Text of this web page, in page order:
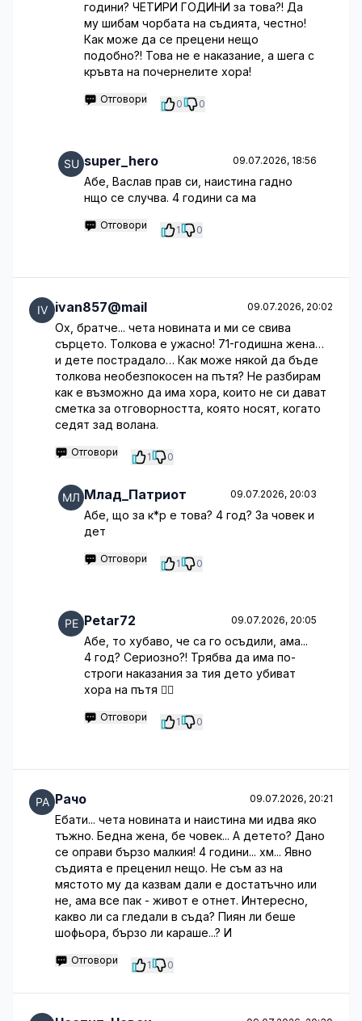
години? ЧЕТИРИ ГОДИНИ за това?! Да
му шибам чорбата на съдията, честно!
Как може да се прецени нещо
подобно?! Това не е наказание, а шега с
кръвта на почернелите хора!
Отговори 0 0
super_hero 09.07.2026, 18:56
Абе, Васлав прав си, наистина гадно
нщо се случва. 4 години са ма
Отговори 1 0
ivan857@mail 09.07.2026, 20:02
Ох, братче... чета новината и ми се свива
сърцето. Толкова е ужасно! 71-годишна жена…
и дете пострадало… Как може някой да бъде
толкова необезпокосен на пътя? Не разбирам
как е възможно да има хора, които не си дават
сметка за отговорността, която носят, когато
седят зад волана.
Отговори 1 0
Млад_Патриот 09.07.2026, 20:03
Абе, що за к*р е това? 4 год? За човек и
дет
Отговори 1 0
Petar72 09.07.2026, 20:05
Абе, то хубаво, че са го осъдили, ама...
4 год? Сериозно?! Трябва да има по-
строги наказания за тия дето убиват
хора на пътя 🤦‍♂️
Отговори 1 0
Рачо 09.07.2026, 20:21
Ебати... чета новината и наистина ми идва яко
тъжно. Бедна жена, бе човек... А детето? Дано
се оправи бързо малкия! 4 години... хм... Явно
съдията е преценил нещо. Не съм аз на
мястото му да казвам дали е достатъчно или
не, ама все пак - живот е отнет. Интересно,
какво ли са гледали в съда? Пиян ли беше
шофьора, бързо ли караше...? И
Отговори 1 0